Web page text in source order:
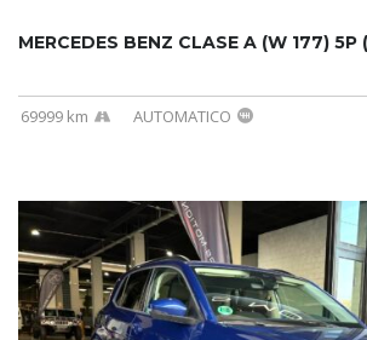
69999 km AUTOMATICO